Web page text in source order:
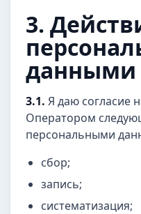
3.
данными
3.1. Я даю согласие
Оператором
персональными
сбор;
запись;
систематизация;